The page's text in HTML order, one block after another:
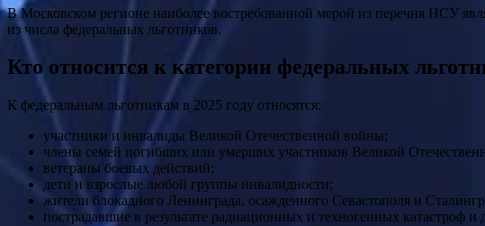
В Московском регионе наиболее востребованной мерой из перечня НСУ
из числа федеральных льготников.
Кто относится к категории федеральных
К федеральным льготникам в 2025 году относятся:
участники и инвалиды Великой Отечественной войны;
члены семей погибших или умерших участников Великой
ветераны боевых действий;
дети и взрослые любой группы инвалидности;
жители блокадного Ленинграда, осажденного Севастополя и
пострадавшие в результате радиационных и техногенных катастроф и